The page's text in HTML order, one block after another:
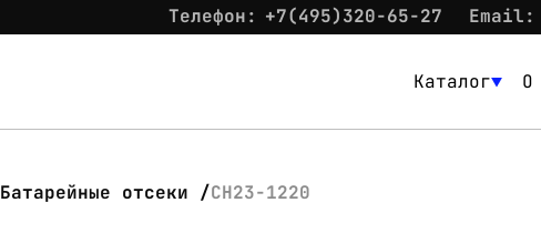
Телефон: +7(495)320-65-27 Email:
Каталог О
Батарейные отсеки CH23-1220